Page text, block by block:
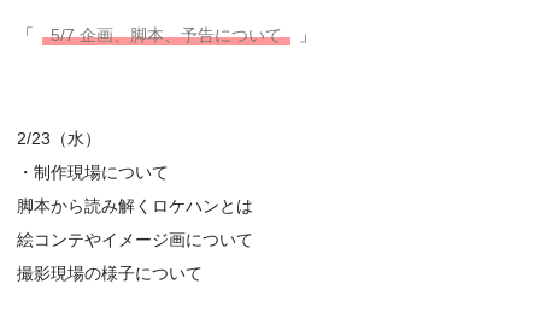
「 5/7 企画、脚本、予告について 」
2/23（水）
・制作現場について
脚本から読み解くロケハンとは
絵コンテやイメージ画について
撮影現場の様子について